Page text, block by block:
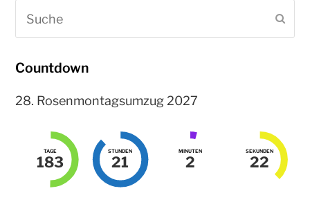
Countdown
28. Rosenmontagsumzug 2027
TAGE
183
STUNDEN
21
MINUTEN
2
SEKUNDEN
22